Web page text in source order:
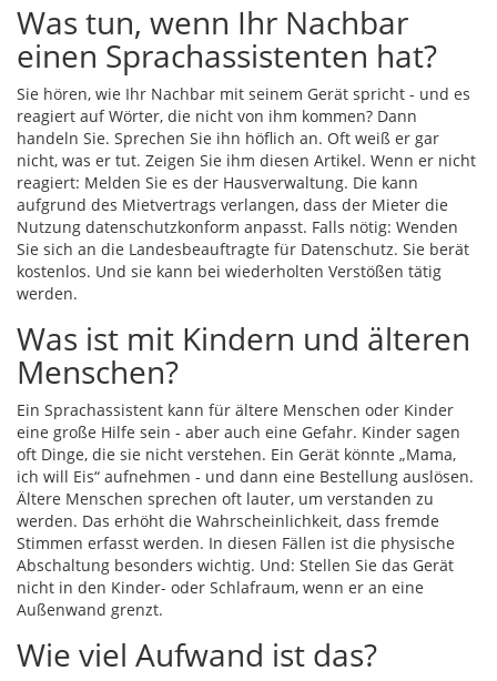
Was tun, wenn Ihr Nachbar
einen Sprachassistenten hat?
Sie hören, wie Ihr Nachbar mit seinem Gerät spricht - und es
reagiert auf Wörter, die nicht von ihm kommen? Dann
handeln Sie. Sprechen Sie ihn höflich an. Oft weiß er gar
nicht, was er tut. Zeigen Sie ihm diesen Artikel. Wenn er nicht
reagiert: Melden Sie es der Hausverwaltung. Die kann
aufgrund des Mietvertrags verlangen, dass der Mieter die
Nutzung datenschutzkonform anpasst. Falls nötig: Wenden
Sie sich an die Landesbeauftragte für Datenschutz. Sie berät
kostenlos. Und sie kann bei wiederholten Verstößen tätig
werden.
Was ist mit Kindern und älteren
Menschen?
Ein Sprachassistent kann für ältere Menschen oder Kinder
eine große Hilfe sein - aber auch eine Gefahr. Kinder sagen
oft Dinge, die sie nicht verstehen. Ein Gerät könnte „Mama,
ich will Eis“ aufnehmen - und dann eine Bestellung auslösen.
Ältere Menschen sprechen oft lauter, um verstanden zu
werden. Das erhöht die Wahrscheinlichkeit, dass fremde
Stimmen erfasst werden. In diesen Fällen ist die physische
Abschaltung besonders wichtig. Und: Stellen Sie das Gerät
nicht in den Kinder- oder Schlafraum, wenn er an eine
Außenwand grenzt.
Wie viel Aufwand ist das?